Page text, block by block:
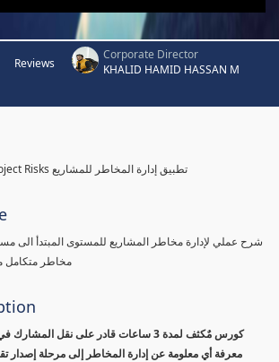
Reviews
Corporate Director
KHALID HAMID HASSAN M
Practice Managing Project Risks تطبيق إدارة المخاطر للمشاريع
شرح عملي لإدارة مخاطر المشاريع للمستوى المبتدأ الى
مخاطر متكامل
كورس مٌكثف لمدة 3 ساعات قادر على نقل
معرفة أي معلومة عن إدارة المخاطر إلى مرحلة إصدار